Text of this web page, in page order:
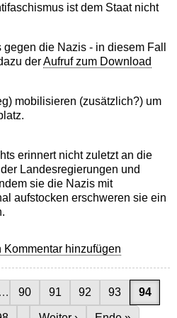
ist dem Staat nicht
die Nazis - in diesem Fall
derAufruf zum Download
mobilisieren (zusätzlich?) um
erinnert nicht zuletzt an die
Landesregierungen und
sie die Nazis mit
aufstocken erschweren sie ein
Kommentar hinzufügen
… Seite
90 Seite
91 Seite
92 Seite
93 94